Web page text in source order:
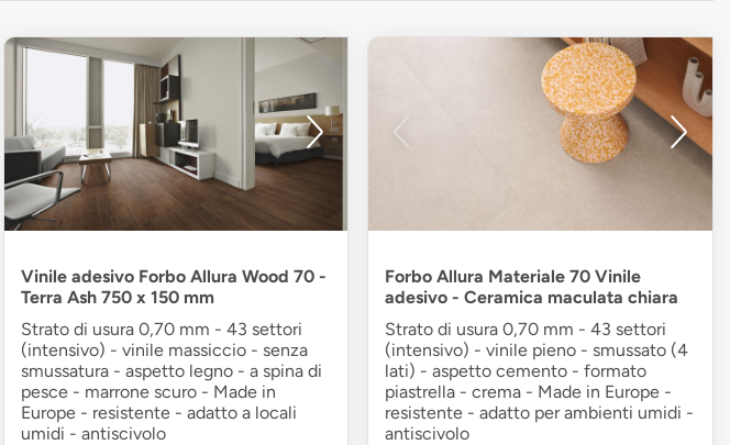
Vinile adesivo Forbo Allura Wood 70 -
Terra Ash 750 x 150 mm
Strato di usura 0,70 mm - 43 settori
(intensivo) - vinile massiccio - senza
smussatura - aspetto legno - a spina di
pesce - marrone scuro - Made in
Europe - resistente - adatto a locali
umidi - antiscivolo
Forbo Allura Materiale 70 Vinile
adesivo - Ceramica maculata chiara
Strato di usura 0,70 mm - 43 settori
(intensivo) - vinile pieno - smussato (4
lati) - aspetto cemento - formato
piastrella - crema - Made in Europe -
resistente - adatto per ambienti umidi -
antiscivolo